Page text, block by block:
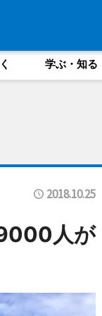
学ぶ・知る
2018.10.25
人が